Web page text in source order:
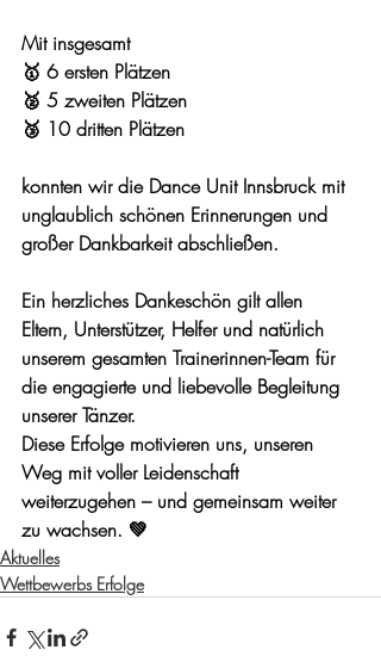
Mit insgesamt
🥇 6 ersten Plätzen
🥈 5 zweiten Plätzen
🥉 10 dritten Plätzen
konnten wir die Dance Unit Innsbruck mit
unglaublich schönen Erinnerungen und
großer Dankbarkeit abschließen.
Ein herzliches Dankeschön gilt allen
Eltern, Unterstützer, Helfer und natürlich
unserem gesamten Trainerinnen-Team für
die engagierte und liebevolle Begleitung
unserer Tänzer.
Diese Erfolge motivieren uns, unseren
Weg mit voller Leidenschaft
weiterzugehen – und gemeinsam weiter
zu wachsen. 💚
Aktuelles
Wettbewerbs Erfolge